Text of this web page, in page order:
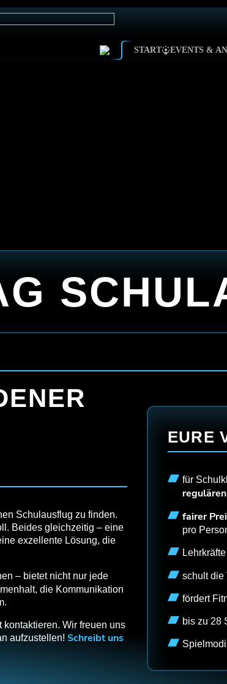
START EVENTS &
Schulausflug zu finden.
Beides gleichzeitig – eine
exzellente Lösung, die
– bietet nicht nur jede
die Kommunikation
Wir freuen uns
aufzustellen! Schreibt uns
EURE
für
fairer
pro
schult die
fördert
bis zu 28